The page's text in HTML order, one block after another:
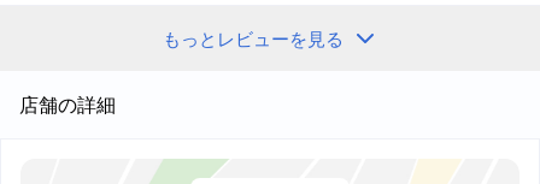
らしく、辛さも十分で、ご飯を進ませるタイプのスープで、スー
皿、瓶入りミネラルウォーターは無制限で利用できるサービスは
い人には理解されることでしょう。
もっとレビューを見る
店舗の詳細